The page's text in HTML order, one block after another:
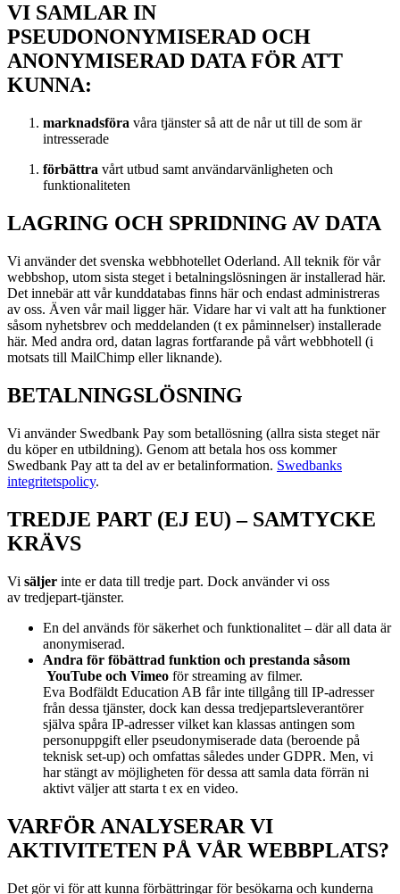
VI SAMLAR IN
PSEUDONONYMISERAD OCH
ANONYMISERAD DATA FÖR ATT
KUNNA:
marknadsföra våra tjänster så att de når ut till de som är
intresserade
förbättra vårt utbud samt användarvänligheten och
funktionaliteten
LAGRING OCH SPRIDNING AV DATA
Vi använder det svenska webbhotellet Oderland. All teknik för vår
webbshop, utom sista steget i betalningslösningen är installerad här.
Det innebär att vår kunddatabas finns här och endast administreras
av oss. Även vår mail ligger här. Vidare har vi valt att ha funktioner
såsom nyhetsbrev och meddelanden (t ex påminnelser) installerade
här. Med andra ord, datan lagras fortfarande på vårt webbhotell (i
motsats till MailChimp eller liknande).
BETALNINGSLÖSNING
Vi använder Swedbank Pay som betallösning (allra sista steget när
du köper en utbildning). Genom att betala hos oss kommer
Swedbank Pay att ta del av er betalinformation. Swedbanks
integritetspolicy.
TREDJE PART (EJ EU) – SAMTYCKE
KRÄVS
Vi säljer inte er data till tredje part. Dock använder vi oss
av tredjepart-tjänster.
En del används för säkerhet och funktionalitet – där all data är
anonymiserad.
Andra för föbättrad funktion och prestanda såsom
YouTube och Vimeo för streaming av filmer.
Eva Bodfäldt Education AB får inte tillgång till IP-adresser
från dessa tjänster, dock kan dessa tredjepartsleverantörer
själva spåra IP-adresser vilket kan klassas antingen som
personuppgift eller pseudonymiserade data (beroende på
teknisk set-up) och omfattas således under GDPR. Men, vi
har stängt av möjligheten för dessa att samla data förrän ni
aktivt väljer att starta t ex en video.
VARFÖR ANALYSERAR VI
AKTIVITETEN PÅ VÅR WEBBPLATS?
Det gör vi för att kunna förbättringar för besökarna och kunderna